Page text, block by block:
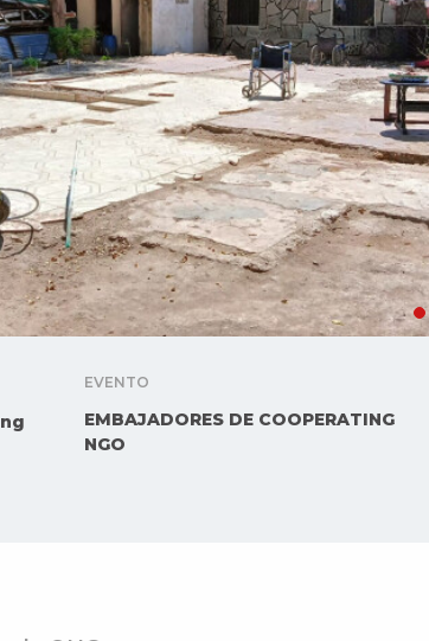
EVENTO
EMBAJADORES DE COOPERATING
NGO